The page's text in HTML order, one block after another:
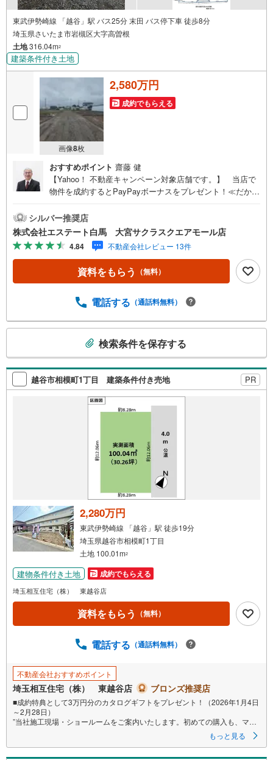
東武伊勢崎線 「越谷」駅 バス25分 末田 バス停下車 徒歩8分
埼玉県さいたま市岩槻区大字高曽根
土地316.04m2
建築条件付き土地
画像8枚
2,580万円
成約でもらえる
おすすめポイント 齋藤 健
【Yahoo！ 不動産キャンペーン対象店舗です。】 当店で
物件を成約するとPayPayボーナスをプレゼント！≪だから
ト◆1.FP相談サポート社外のファイナンシャルプランナー
と資金相談が出来ます。無料で何度でもお気軽に。2.設備
保証の延長サービス新築住宅は2年、中古住宅は半年の設備
修理サービスを無料で付帯しています3.注文住宅「白馬の
家」高気密・高断熱のフルオーダー住宅「白馬の家」のご
提案もできます。ご興味のある土地にプランを作るのもお
が同行し、目視検査やリフォーム費用をお伝えするなどの
定期間で不動産売却ができなかった場合、予め定めた金額
で弊社が買取いたします
シルバー推奨店
株式会社エステート白馬 大宮サクラスクエアモール店
4.84 不動産会社レビュー 13件
資料をもらう （無料）
電話する （通話料無料）
検
索
条
る
・
条
件
マ
イ
ペ
ジ
存
す
検索条件を保存する
越谷市相模町1丁目 建築条件付き売地 PR
2,280万円
東武伊勢崎線 「越谷」駅 徒歩19分
埼玉県越谷市相模町1丁目
土地 100.01m2
建物条件付き土地 成約でもらえる
埼玉相互住宅（株） 東越谷店
資料をもらう （無料）
電話する （通話料無料）
不動産会社おすすめポイント
埼玉相互住宅（株） 東越谷店 ブロンズ推奨店
■成約特典として3万円分のカタログギフトをプレゼント！（2026年1月4日
～2月28日）
”当社施工現場・ショールームをご案内いたします。初めての購入も、マン
”現地をご見学希望の方、お電話いただければ平日でもご案内いたします！
”詳細は 埼玉相互住宅（株）東越谷店までお気軽にご連絡ください。
もっと見る